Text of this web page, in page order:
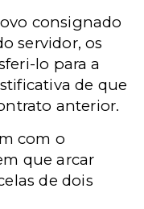
consignado
servidor, os
lo para a
de que
anterior.
com o
que arcar
de dois